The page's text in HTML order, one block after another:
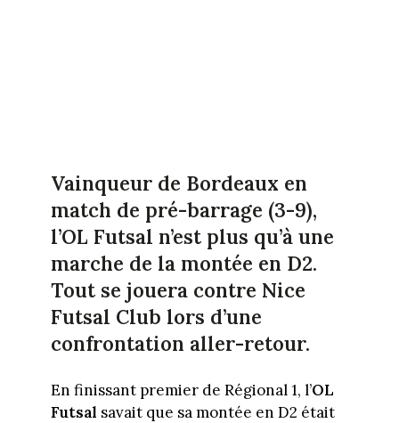
Vainqueur de Bordeaux en
match de pré-barrage (3-9),
l’OL Futsal n’est plus qu’à une
marche de la montée en D2.
Tout se jouera contre Nice
Futsal Club lors d’une
confrontation aller-retour.
En finissant premier de Régional 1, l’OL
Futsal savait que sa montée en D2 était